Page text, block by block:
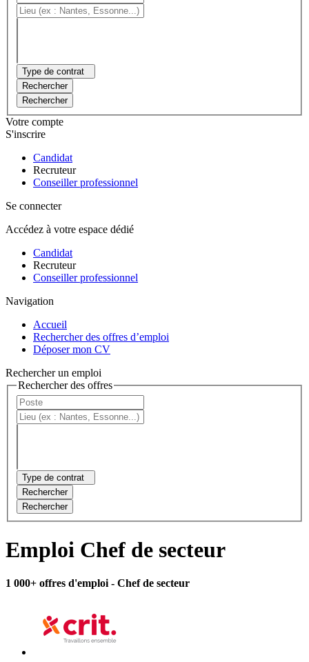
Type de contrat
Rechercher
Rechercher
Votre compte
S'inscrire
Candidat
Recruteur
Conseiller professionnel
Se connecter
Accédez à votre espace dédié
Candidat
Recruteur
Conseiller professionnel
Navigation
Accueil
Rechercher des offres d’emploi
Déposer mon CV
Rechercher un emploi
Rechercher des offres
Type de contrat
Rechercher
Rechercher
Emploi Chef de secteur
1 000+ offres d'emploi - Chef de secteur